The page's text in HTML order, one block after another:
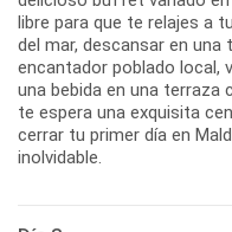
libre para que te relajes a
del mar, descansar en
encantador poblado local,
una bebida en una terraza
te espera una exquisita
cerrar tu primer día en
inolvidable.